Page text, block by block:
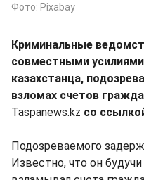
Фото: Pixabay
Криминальные
совместными
казахстанца,
взломах счетов
Taspanews.kz со
Подозреваемого
Известно, что он